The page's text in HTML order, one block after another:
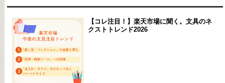
【コレ注目！】楽天市場に聞く。文具のネ
クストトレンド2026